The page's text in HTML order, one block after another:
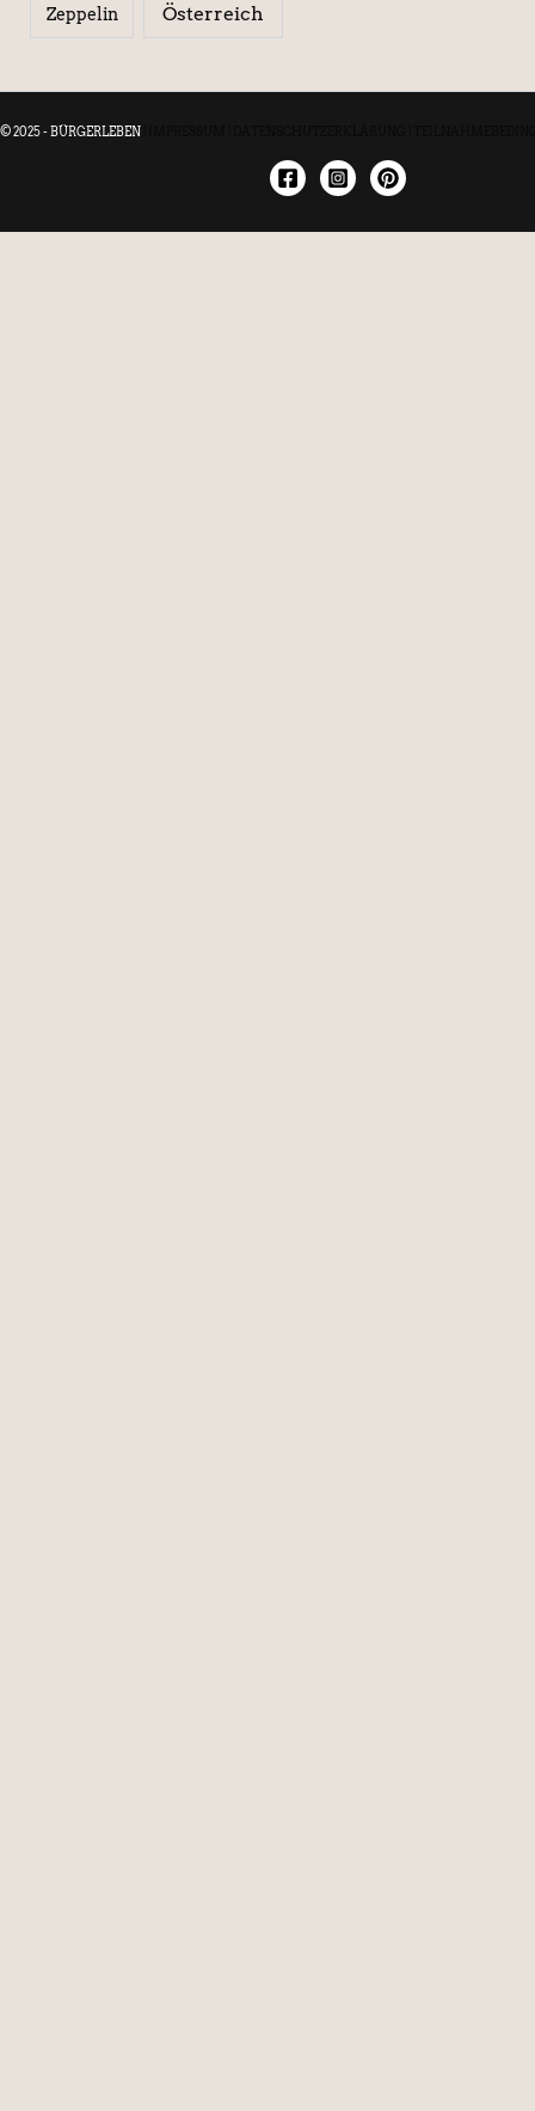
Zeppelin Österreich
© 2025 - BÜRGERLEBEN